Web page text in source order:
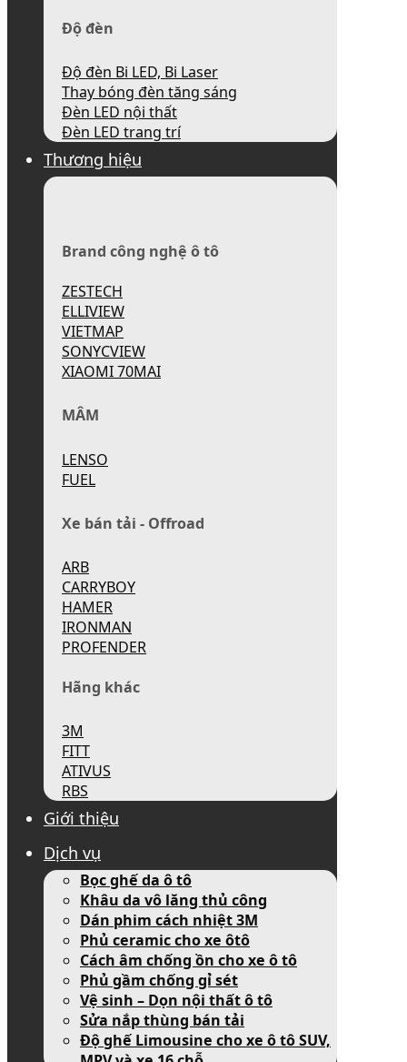
Độ đèn
Độ đèn Bi LED, Bi Laser
Thay bóng đèn tăng sáng
Đèn LED nội thất
Đèn LED trang trí
Thương hiệu
Brand công nghệ ô tô
ZESTECH
ELLIVIEW
VIETMAP
SONYCVIEW
XIAOMI 70MAI
MÂM
LENSO
FUEL
Xe bán tải - Offroad
ARB
CARRYBOY
HAMER
IRONMAN
PROFENDER
Hãng khác
3M
FITT
ATIVUS
RBS
Giới thiệu
Dịch vụ
Bọc ghế da ô tô
Khâu da vô lăng thủ công
Dán phim cách nhiệt 3M
Phủ ceramic cho xe ôtô
Cách âm chống ồn cho xe ô tô
Phủ gầm chống gỉ sét
Vệ sinh – Dọn nội thất ô tô
Sửa nắp thùng bán tải
Độ ghế Limousine cho xe ô tô SUV,